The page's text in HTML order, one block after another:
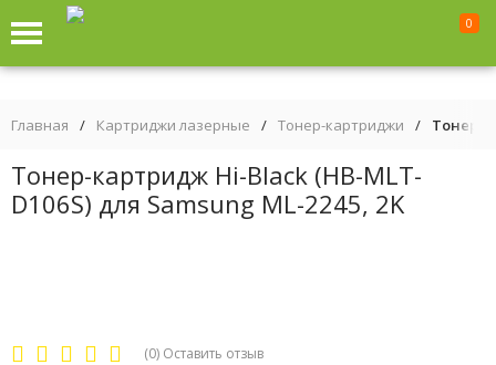
0
Главная / Картриджи лазерные / Тонер-картриджи / Тонер-
Тонер-картридж Hi-Black (HB-MLT-
D106S) для Samsung ML-2245, 2K
(0) Оставить отзыв